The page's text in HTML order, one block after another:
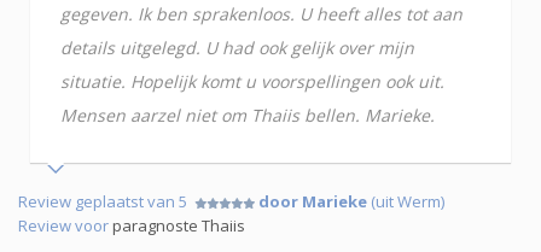
gegeven. Ik ben sprakenloos. U heeft alles tot aan
details uitgelegd. U had ook gelijk over mijn
situatie. Hopelijk komt u voorspellingen ook uit.
Mensen aarzel niet om Thaiis bellen. Marieke.
Review geplaatst van 5 door Marieke (uit Werm)
Review voorparagnoste Thaiis